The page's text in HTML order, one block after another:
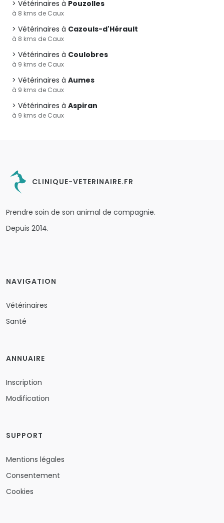
Vétérinaires à Pouzolles
à 8 kms de Caux
Vétérinaires à Cazouls-d'Hérault
à 8 kms de Caux
Vétérinaires à Coulobres
à 9 kms de Caux
Vétérinaires à Aumes
à 9 kms de Caux
Vétérinaires à Aspiran
à 9 kms de Caux
CLINIQUE-VETERINAIRE.FR
Prendre soin de son animal de compagnie.
Depuis 2014.
NAVIGATION
Vétérinaires
Santé
ANNUAIRE
Inscription
Modification
SUPPORT
Mentions légales
Consentement
Cookies